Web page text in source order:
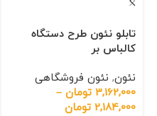
تابلو نئون طرح دستگاه
کالباس بر
نئون, نئون فروشگاهی
3,162,000 تومان –
2,184,000 تومان